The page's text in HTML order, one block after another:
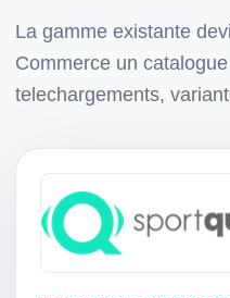
La gamme existante
Commerce un
telechargements,